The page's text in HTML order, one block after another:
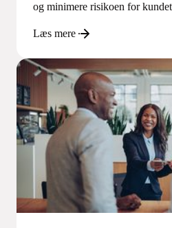
og minimere risikoen for
Læs mere